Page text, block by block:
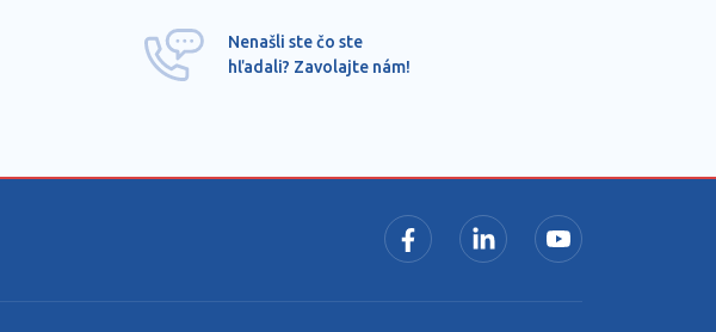
Nenašli ste čo ste
hľadali? Zavolajte nám!